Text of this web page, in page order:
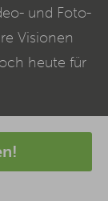
und Foto-
Visionen
heute für